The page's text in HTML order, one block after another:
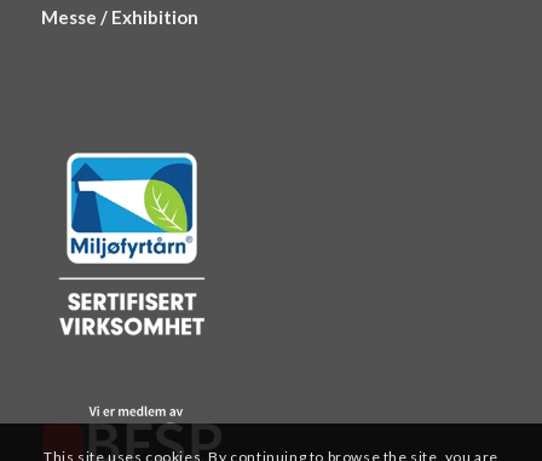
Messe / Exhibition
This site uses cookies. By continuing to browse the site, you are